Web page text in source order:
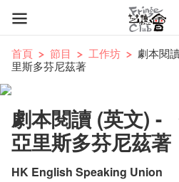
首頁 節目 工作坊
劇本閱
里斯多芬尼茲著
劇本閱讀 (英文) -
亞里斯多芬尼茲著
HK English Speaking Union